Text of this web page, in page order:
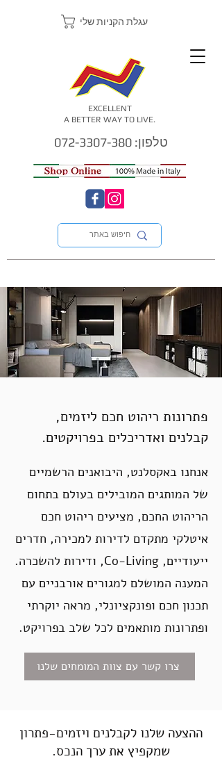
טלפון: 072-3307-380
עגלת הקניות שלי
EXCELLENT
A BETTER WAY TO LIVE.
פתרונות ריהוט חכם ליזמים,
קבלנים ואדריכלים בפרויקטים.
אנחנו באקסלנט, היבואנים הרשמיים
של המותגים המובילים בעולם בתחום
הריהוט החכם, מציעים ריהוט חכם
איטלקי מתקדם לדירות למכירה, חדרים
ייעודיים, Co-Living, ודירות להשכרה.
המענה המושלם למגורים אורבניים עם
תכנון חכם ופונקציונלי, מראה יוקרתי
ופתרונות מותאמים לכל שלב בפרויקט.
צרו קשר עם צוות המומחים שלנו
ההצעה שלנו לקבלנים ויזמים-פתרון
שמקפיץ את ערך הנכס.